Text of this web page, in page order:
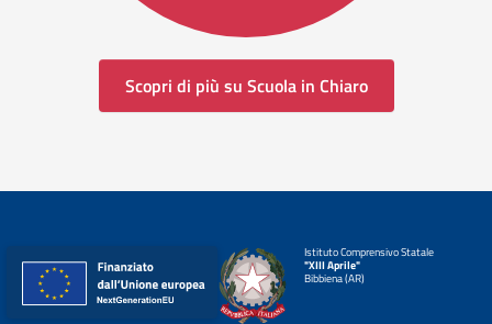
Scopri di più su Scuola in Chiaro
Istituto Comprensivo Statale
"XIII Aprile"
Bibbiena (AR)